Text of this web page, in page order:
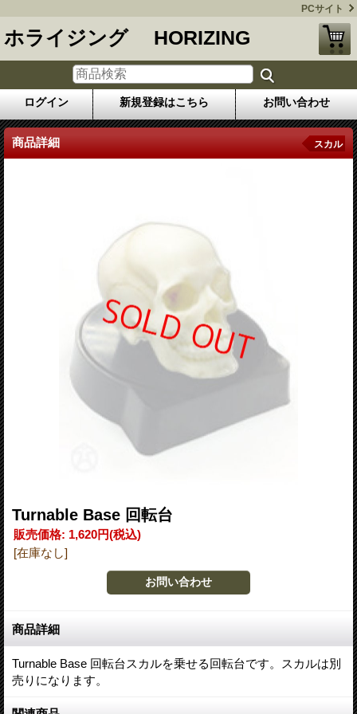
PCサイト
ホライジング HORIZING
ログイン 新規登録はこちら お問い合わせ
商品詳細 スカル
Turnable Base 回転台
販売価格: 1,620円(税込)
[在庫なし]
商品詳細
Turnable Base 回転台スカルを乗せる回転台です。スカルは別
売りになります。